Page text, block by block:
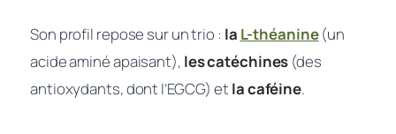
Son profil repose sur un trio : la L-théanine(un
acide aminé apaisant), les catéchines (des
antioxydants, dont l’EGCG) et la caféine.